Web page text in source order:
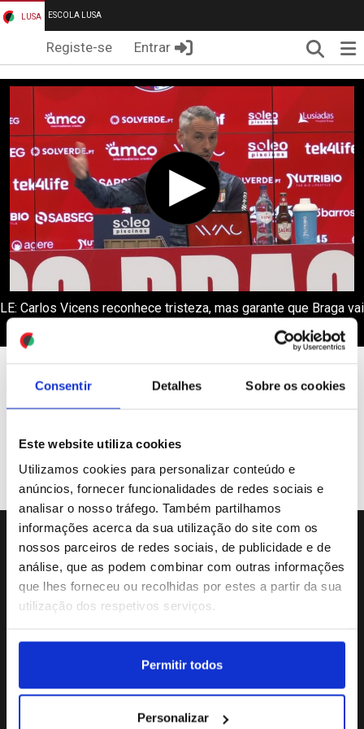
Consentir Detalhes Sobre os cookies
Este website utiliza cookies
Utilizamos cookies para personalizar conteúdo e
anúncios, fornecer funcionalidades de redes sociais e
analisar o nosso tráfego. Também partilhamos
informações acerca da sua utilização do site com os
nossos parceiros de redes sociais, de publicidade e de
análise, que as podem combinar com outras informações
que lhes forneceu ou recolhidas por estes a partir da sua
utilização dos respetivos serviços.
Permitir todos
Personalizar
LUSA ESCOLA LUSA
Registe-se Entrar
LE: Carlos Vicens reconhece tristeza, mas garante que Braga vai
Galeria de Vídeos
Sede da Agência
Rua Dr.João Couto Lote C
(+351) 217116500
Social